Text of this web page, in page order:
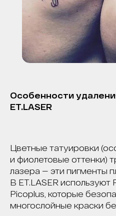
Особенности
ET.LASER
Цветные татуировки
и фиолетовые оттенки)
лазера — эти пигменты
В ET.LASER используют
Picoplus, которые
многослойные краски